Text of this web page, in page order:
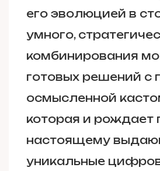
его эволюцией в
умного,
комбинирования
готовых решений с
осмысленной
которая и рождает
настоящему
уникальные